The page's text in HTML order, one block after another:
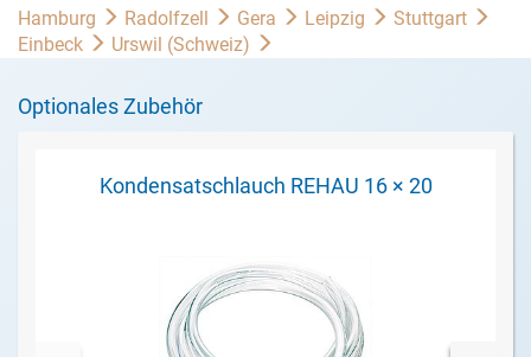
Hamburg Radolfzell Gera Leipzig
Stuttgart
Einbeck
Urswil (Schweiz)
Optionales Zubehör
Kondensatschlauch REHAU 16 × 20